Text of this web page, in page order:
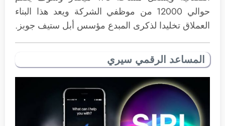
حوالي 12000 من موظفي الشركة ويعد هذا البناء
العملاق تخليدا لذكرى المبدع مؤسس أبل ستيف جوبز.
المساعد الرقمي سيري